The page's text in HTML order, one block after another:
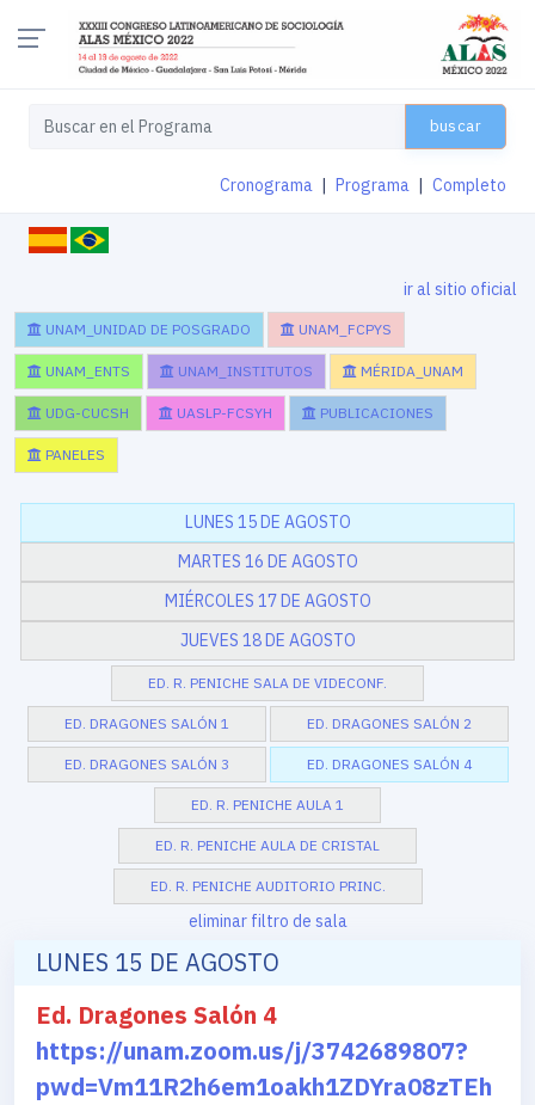
buscar
Cronograma Programa Completo
ir al sitio oficial
UNAM_UNIDAD DE POSGRADO UNAM_FCPYS
UNAM_ENTS UNAM_INSTITUTOS MÉRIDA_UNAM
UDG-CUCSH UASLP-FCSYH PUBLICACIONES
PANELES
LUNES 15 DE AGOSTO
MARTES 16 DE AGOSTO
MIÉRCOLES 17 DE AGOSTO
JUEVES 18 DE AGOSTO
ED. R. PENICHE SALA DE VIDECONF.
ED. DRAGONES SALÓN 1 ED. DRAGONES SALÓN 2
ED. DRAGONES SALÓN 3 ED. DRAGONES SALÓN 4
ED. R. PENICHE AULA 1
ED. R. PENICHE AULA DE CRISTAL
ED. R. PENICHE AUDITORIO PRINC.
eliminar filtro de sala
LUNES 15 DE AGOSTO
Ed. Dragones Salón 4
https://unam.zoom.us/j/3742689807?
pwd=Vm11R2h6em1oakh1ZDYra08zTEh